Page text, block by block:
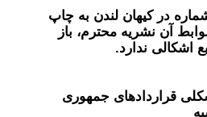
در کیهان لندن به چاپ
آن نشریه محترم، باز
اشکالی ندارد.
قراردادهای جمهوری